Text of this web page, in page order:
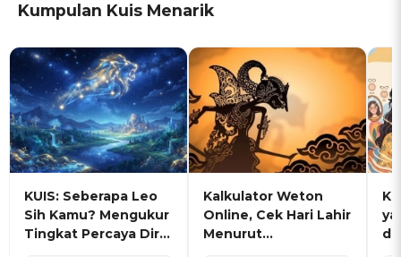
Kumpulan Kuis Menarik
KUIS: Seberapa Leo
Sih Kamu? Mengukur
Tingkat Percaya Diri
Kalkulator Weton
Online, Cek Hari Lahir
Menurut